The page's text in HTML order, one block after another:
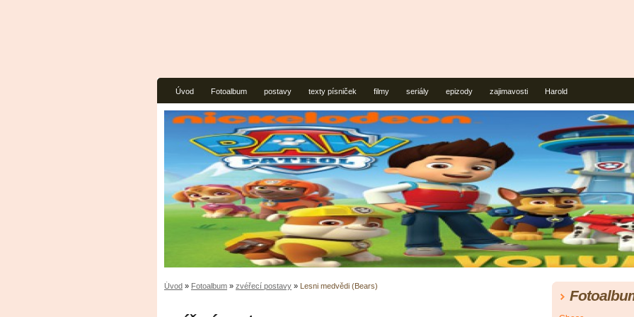
Úvod Fotoalbum postavy texty písniček filmy seriály epizody zajimavosti Harold
Úvod » Fotoalbum » zvéřecí postavy » Lesni medvědi (Bears)